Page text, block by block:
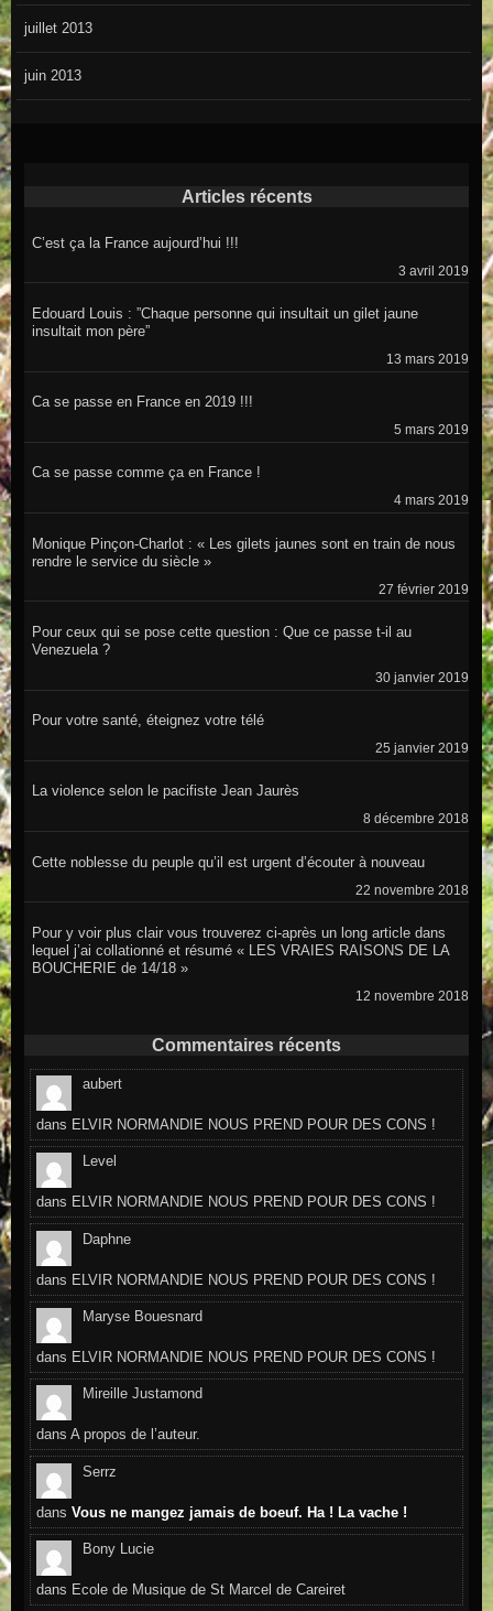
juillet 2013
juin 2013
Articles récents
C’est ça la France aujourd’hui !!!
3 avril 2019
Edouard Louis : ”Chaque personne qui insultait un gilet jaune
insultait mon père”
13 mars 2019
Ca se passe en France en 2019 !!!
5 mars 2019
Ca se passe comme ça en France !
4 mars 2019
Monique Pinçon-Charlot : « Les gilets jaunes sont en train de nous
rendre le service du siècle »
27 février 2019
Pour ceux qui se pose cette question : Que ce passe t-il au
Venezuela ?
30 janvier 2019
Pour votre santé, éteignez votre télé
25 janvier 2019
La violence selon le pacifiste Jean Jaurès
8 décembre 2018
Cette noblesse du peuple qu’il est urgent d’écouter à nouveau
22 novembre 2018
Pour y voir plus clair vous trouverez ci-après un long article dans
lequel j’ai collationné et résumé « LES VRAIES RAISONS DE LA
BOUCHERIE de 14/18 »
12 novembre 2018
Commentaires récents
aubert
dans ELVIR NORMANDIE NOUS PREND POUR DES CONS !
Level
dans ELVIR NORMANDIE NOUS PREND POUR DES CONS !
Daphne
dans ELVIR NORMANDIE NOUS PREND POUR DES CONS !
Maryse Bouesnard
dans ELVIR NORMANDIE NOUS PREND POUR DES CONS !
Mireille Justamond
dansA propos de l’auteur.
Serrz
dansVous ne mangez jamais de boeuf. Ha ! La vache !
Bony Lucie
dans Ecole de Musique de St Marcel de Careiret